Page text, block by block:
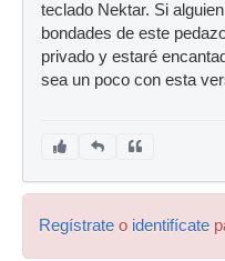
teclado Nektar. Si
bondades de este
privado y estaré
sea un poco con esta
Regístrate o identifícate